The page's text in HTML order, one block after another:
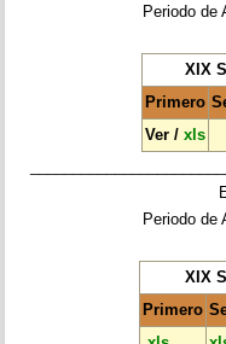
Periodo de
XIX
Primero
Ver / xls
Periodo de
XIX
Primero